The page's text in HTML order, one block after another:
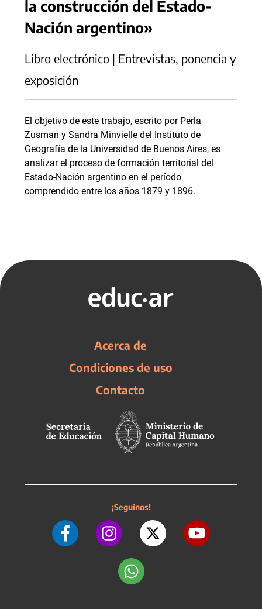
la construcción del Estado-
Nación argentino»
Libro electrónico | Entrevistas, ponencia y
exposición
El objetivo de este trabajo, escrito por Perla
Zusman y Sandra Minvielle del Instituto de
Geografía de la Universidad de Buenos Aires, es
analizar el proceso de formación territorial del
Estado-Nación argentino en el período
comprendido entre los años 1879 y 1896.
Acerca de
Condiciones de uso
Contacto
¡Seguinos!